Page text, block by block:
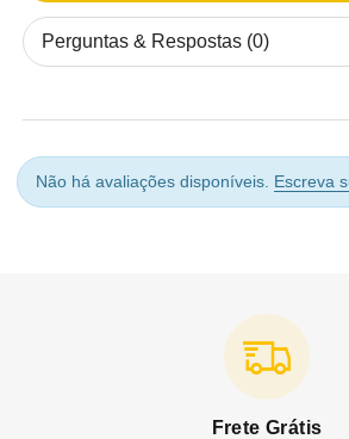
Perguntas & Respostas (0)
Não há avaliações disponíveis. Escreva
Frete Grátis